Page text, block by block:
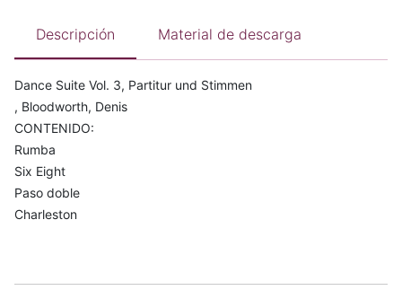
Descripción Material de descarga
Dance Suite Vol. 3, Partitur und Stimmen
, Bloodworth, Denis
CONTENIDO:
Rumba
Six Eight
Paso doble
Charleston